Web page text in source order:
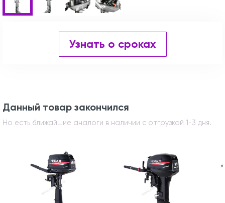
Узнать о сроках
Данный товар закончился
Но есть ближайшие аналоги в наличии с отгрузкой 1-3 дня.